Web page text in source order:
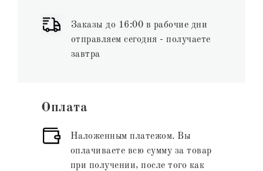
Заказы до 16:00 в рабочие дни
отправляем сегодня - получаете
завтра
Оплата
Наложенным платежом. Вы
оплачиваете всю сумму за товар
при получении, после того как